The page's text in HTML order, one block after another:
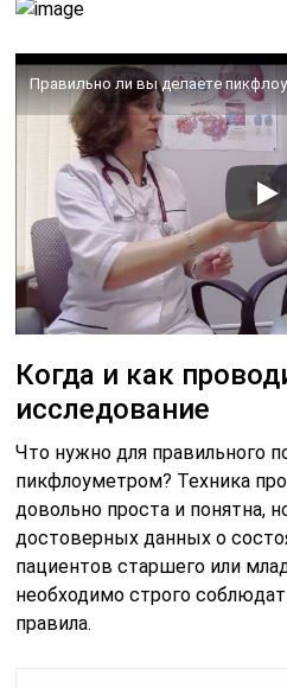
Правильно ли вы делаете
Когда и как
исследование
Что нужно для правильного
пикфлоуметром? Техника
довольно проста и понятна,
достоверных данных о
пациентов старшего или
необходимо строго
правила.